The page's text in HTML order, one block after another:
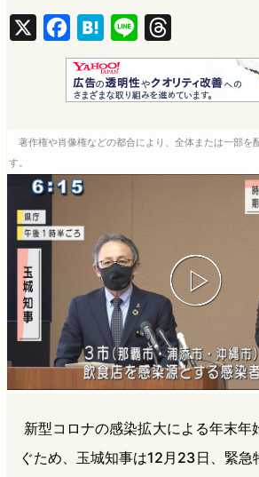
a
c
e
b
o
H
a
t
e
i
n
e
h
r
e
著作権や肖像権などの都合により、全体または一部を
す。
新型コロナの感染拡大による年末年
ぐため、玉城知事は12月23日、緊急